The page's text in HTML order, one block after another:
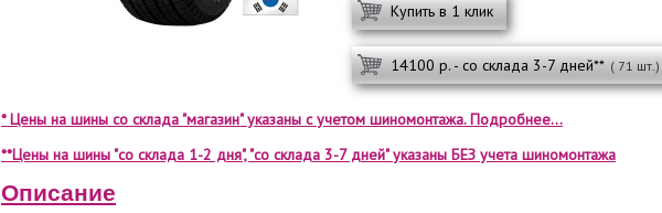
Купить в 1 клик
14100 р. - со склада 3-7 дней** ( 71 шт.)
* Цены на шины со склада "магазин" указаны с учетом шиномонтажа. Подробнее...
**Цены на шины "со склада 1-2 дня", "со склада 3-7 дней" указаны БЕЗ учета шиномонтажа
Описание